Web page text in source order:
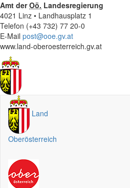
Amt derOö. Landesregierung
4021 Linz • Landhausplatz 1
Telefon (+43 732) 77 20-0
E-Mail post@ooe.gv.at
www.land-oberoesterreich.gv.at
Land
Oberösterreich